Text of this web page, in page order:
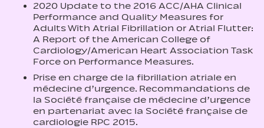
2020 Update to the 2016 ACC/AHA Clinical
Performance and Quality Measures for
Adults With Atrial Fibrillation or Atrial Flutter:
A Report of the American College of
Cardiology/American Heart Association Task
Force on Performance Measures.
Prise en charge de la fibrillation atriale en
médecine d’urgence. Recommandations de
la Société française de médecine d’urgence
en partenariat avec la Société française de
cardiologie RPC 2015.